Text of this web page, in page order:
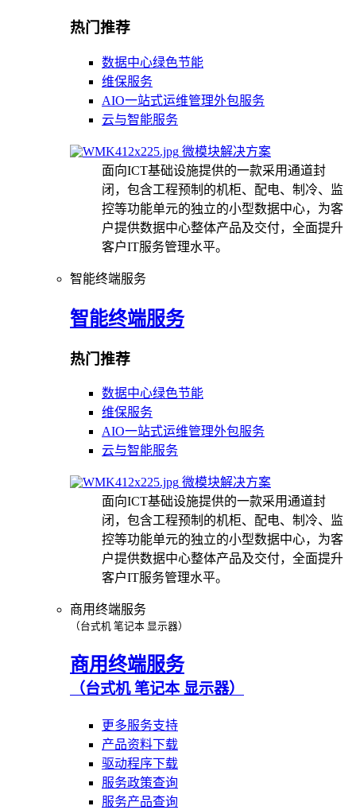
热门推荐
数据中心绿色节能
维保服务
AIO一站式运维管理外包服务
云与智能服务
微模块解决方案
面向ICT基础设施提供的一款采用通道封
闭，包含工程预制的机柜、配电、制冷、监
控等功能单元的独立的小型数据中心，为客
户提供数据中心整体产品及交付，全面提升
客户IT服务管理水平。
智能终端服务
智能终端服务
热门推荐
数据中心绿色节能
维保服务
AIO一站式运维管理外包服务
云与智能服务
微模块解决方案
面向ICT基础设施提供的一款采用通道封
闭，包含工程预制的机柜、配电、制冷、监
控等功能单元的独立的小型数据中心，为客
户提供数据中心整体产品及交付，全面提升
客户IT服务管理水平。
商用终端服务
（台式机 笔记本 显示器）
商用终端服务
（台式机 笔记本 显示器）
更多服务支持
产品资料下载
驱动程序下载
服务政策查询
服务产品查询